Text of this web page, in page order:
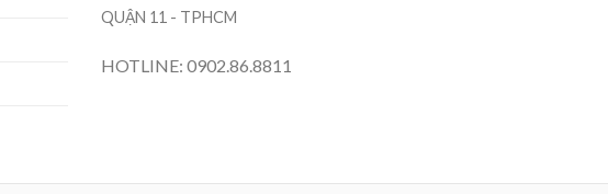
QUẬN 11 - TPHCM
HOTLINE: 0902.86.8811